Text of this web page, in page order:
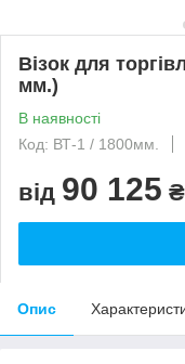
Візок для
мм.)
В наявності
Код: ВТ-1 / 1800мм.
від 90 125 ₴
Опис